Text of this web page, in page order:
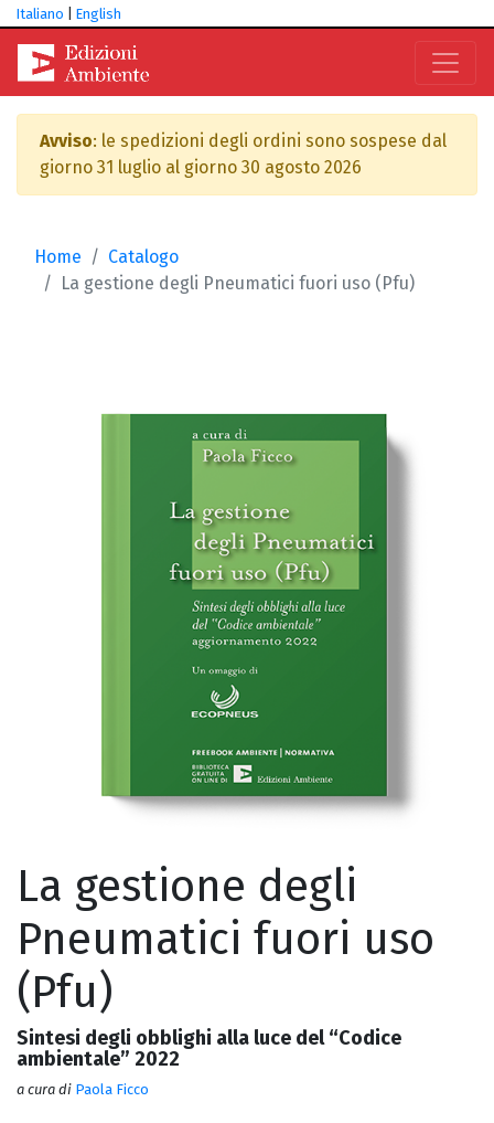
Italiano English
Avviso: le spedizioni degli ordini sono sospese dal
giorno 31 luglio al giorno 30 agosto 2026
Home
Catalogo
La gestione degli Pneumatici fuori uso (Pfu)
La gestione degli
Pneumatici fuori uso
(Pfu)
Sintesi degli obblighi alla luce del “Codice
ambientale” 2022
a cura di Paola Ficco